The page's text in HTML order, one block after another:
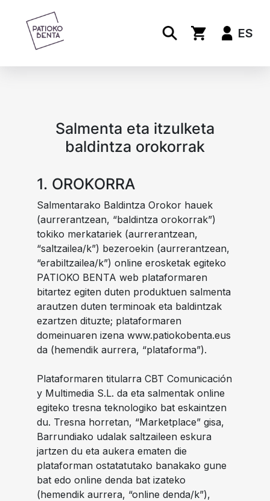
ES
Salmenta eta itzulketa
baldintza orokorrak
1. OROKORRA
Salmentarako Baldintza Orokor hauek
(aurrerantzean, “baldintza orokorrak”)
tokiko merkatariek (aurrerantzean,
“saltzailea/k”) bezeroekin (aurrerantzean,
“erabiltzailea/k”) online erosketak egiteko
PATIOKO BENTA web plataformaren
bitartez egiten duten produktuen salmenta
arautzen duten terminoak eta baldintzak
ezartzen dituzte; plataformaren
domeinuaren izena www.patiokobenta.eus
da (hemendik aurrera, “plataforma”).
Plataformaren titularra CBT Comunicación
y Multimedia S.L. da eta salmentak online
egiteko tresna teknologiko bat eskaintzen
du. Tresna horretan, “Marketplace” gisa,
Barrundiako udalak saltzaileen eskura
jartzen du eta aukera ematen die
plataforman ostatatutako banakako gune
bat edo online denda bat izateko
(hemendik aurrera, “online denda/k”),